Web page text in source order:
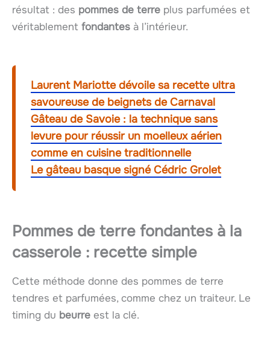
résultat : des pommes de terre plus parfumées et
véritablement fondantes à l’intérieur.
Laurent Mariotte dévoile sa recette ultra
savoureuse de beignets de Carnaval
Gâteau de Savoie : la technique sans
levure pour réussir un moelleux aérien
comme en cuisine traditionnelle
Le gâteau basque signé Cédric Grolet
Pommes de terre fondantes à la
casserole : recette simple
Cette méthode donne des pommes de terre
tendres et parfumées, comme chez un traiteur. Le
timing du beurre est la clé.